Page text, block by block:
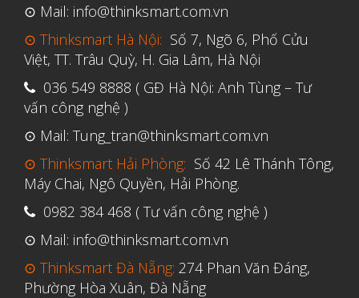
Giải pháp ô tô
in 3d cao cấp
Máy in 3D để bàn Formlabs U.S.
Mô phỏng
Vật liệu
Y Tế
⊙ Mail: info@thinksmart.com.vn
⊙ Thinksmart Hà Nội: Số 7, Ngõ 6, Phố Cửu
Việt, TT. Trâu Quỳ, H. Gia Lâm, Hà Nội
036 549 8888 ( GĐ Hà Nội: Anh Tùng – Tư
vấn công nghệ )
⊙ Mail: Tung_tran@thinksmart.com.vn
⊙ Thinksmart Hải Phòng: Số 42 Lê Thánh Tông,
Máy Chai, Ngô Quyền, Hải Phòng.
0982 384 468 ( Tư vấn công nghệ )
⊙ Mail: info@thinksmart.com.vn
⊙ Thinksmart Đà Nẵng: 274 Phan Văn Đáng,
Phường Hòa Xuân, Đà Nẵng